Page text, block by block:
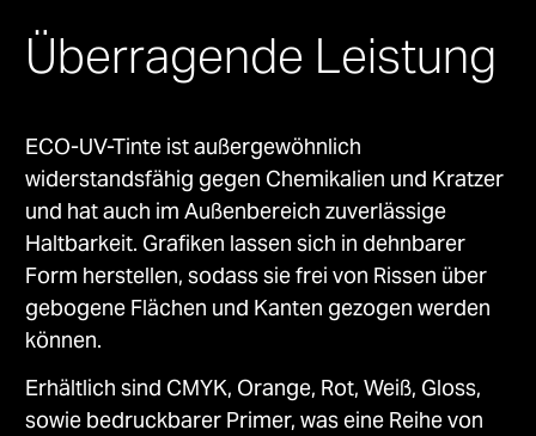
Überragende Leistung
ECO-UV-Tinte ist außergewöhnlich
widerstandsfähig gegen Chemikalien und Kratzer
und hat auch im Außenbereich zuverlässige
Haltbarkeit. Grafiken lassen sich in dehnbarer
Form herstellen, sodass sie frei von Rissen über
gebogene Flächen und Kanten gezogen werden
können.
Erhältlich sind CMYK, Orange, Rot, Weiß, Gloss,
sowie bedruckbarer Primer, was eine Reihe von